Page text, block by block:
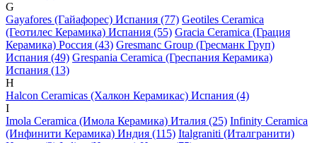
G
Gayafores (Гайафорес) Испания (77) Geotiles Ceramica
(Геотилес Керамика) Испания (55) Gracia Ceramica (Грация
Керамика) Россия (43) Gresmanc Group (Гресманк Груп)
Испания (49) Grespania Ceramica (Греспания Керамика)
Испания (13)
H
Halcon Ceramicas (Халкон Керамикас) Испания (4)
I
Imola Ceramica (Имола Керамика) Италия (25) Infinity Ceramica
(Инфинити Керамика) Индия (115) Italgraniti (Италгранити)